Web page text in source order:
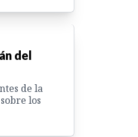
del
de la
los